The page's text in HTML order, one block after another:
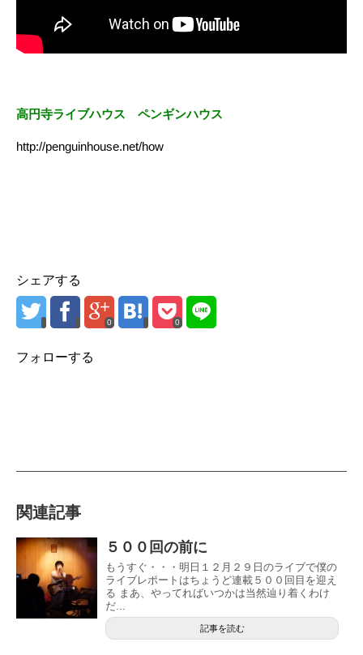
高円寺ライブハウス ペンギンハウス
http://penguinhouse.net/how
シェアする
0 0
フォローする
関連記事
５００回の前に
もうすぐ・・・明日１２月２９日のライブで僕の
ライブレポートはちょうど連載５００回目を迎え
る まあ、やってればいつかは当然辿り着くわけ
だ...
記事を読む